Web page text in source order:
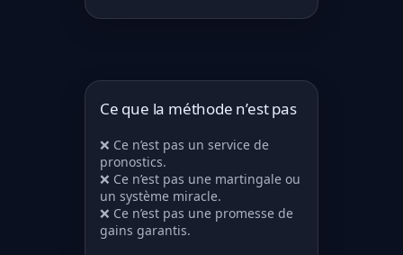
Ce que la méthode n’est pas
❌ Ce n’est pas un service de
pronostics.
❌ Ce n’est pas une martingale ou
un système miracle.
❌ Ce n’est pas une promesse de
gains garantis.